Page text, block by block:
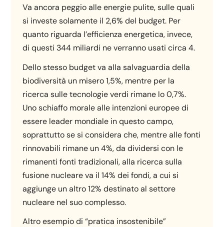
Va ancora peggio alle energie pulite, sulle quali
si investe solamente il 2,6% del budget. Per
quanto riguarda l’efficienza energetica, invece,
di questi 344 miliardi ne verranno usati circa 4.
Dello stesso budget va alla salvaguardia della
biodiversità un misero 1,5%, mentre per la
ricerca sulle tecnologie verdi rimane lo 0,7%.
Uno schiaffo morale alle intenzioni europee di
essere leader mondiale in questo campo,
soprattutto se si considera che, mentre alle fonti
rinnovabili rimane un 4%, da dividersi con le
rimanenti fonti tradizionali, alla ricerca sulla
fusione nucleare va il 14% dei fondi, a cui si
aggiunge un altro 12% destinato al settore
nucleare nel suo complesso.
Altro esempio di “pratica insostenibile”